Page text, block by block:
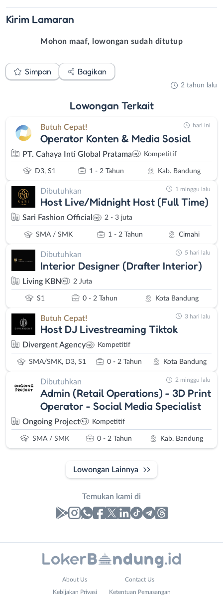
Kirim Lamaran
Mohon maaf, lowongan sudah ditutup
Simpan Bagikan
2 tahun lalu
Lowongan Terkait
Butuh Cepat!
Operator Konten & Media Sosial
PT. Cahaya Inti Global Pratama Kompetitif
D3, S1 1 - 2 Tahun Kab. Bandung
hari ini
Dibutuhkan
Host Live/Midnight Host (Full Time)
Sari Fashion Official 2 - 3 juta
SMA / SMK 1 - 2 Tahun Cimahi
1 minggu lalu
Dibutuhkan
Interior Designer (Drafter Interior)
Living KBN 2 Juta
S1 0 - 2 Tahun Kota Bandung
5 hari lalu
Butuh Cepat!
Host DJ Livestreaming Tiktok
Divergent Agency Kompetitif
SMA/SMK, D3, S1 0 - 2 Tahun Kota Bandung
3 hari lalu
Dibutuhkan
Admin (Retail Operations) - 3D Print
Operator - Social Media Specialist
Ongoing Project Kompetitif
SMA / SMK 0 - 2 Tahun Kab. Bandung
2 minggu lalu
Lowongan Lainnya
Temukan kami di
Lowongan
About Us Contact Us
Kebijakan Privasi Ketentuan Pemasangan